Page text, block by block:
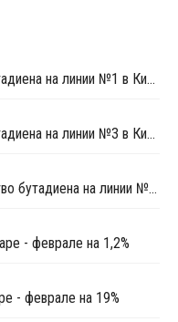
ZPC возобновила производство бутадиена на линии №1 в Китае
ZPC возобновила производство бутадиена на линии №3 в Китае
ZPC планирует закрыть производство бутадиена на линии №3 в Китае
- феврале на 1,2%
- феврале на 19%